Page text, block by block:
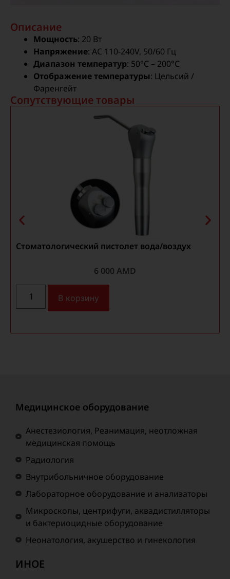
Описание
Мощность: 20 Вт
Напряжение: AC 110-240V, 50/60 Гц
Диапазон температур: 50°C – 200°C
Отображение температуры: Цельсий /
Фаренгейт
Сопутствующие товары
Стоматологический пистолет вода/воздух
6 000 AMD
В корзину
Медицинское оборудование
Анестезиология, Реанимация, неотложная
медицинская помощь
Радиология
Внутрибольничное оборудование
Лабораторное оборудование и анализаторы
Микроскопы, центрифуги, аквадистилляторы
и бактериоцидные оборудование
Неонатология, акушерство и гинекология
ИНОЕ